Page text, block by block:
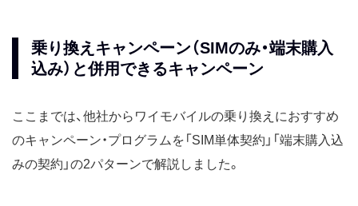
乗り換えキャンペーン（SIMのみ・端末購入
込み）と併用できるキャンペーン
ここまでは、他社からワイモバイルの乗り換えにおすすめ
のキャンペーン・プログラムを「SIM単体契約」「端末購入込
みの契約」の2パターンで解説しました。